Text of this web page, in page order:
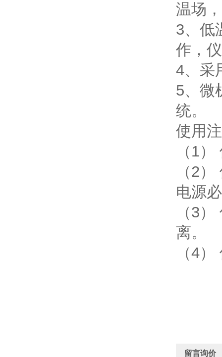
温场
3、低
作，
4、采
5、微
统。
使用
（1
（2
电源
（3
离。
（4
留言询价